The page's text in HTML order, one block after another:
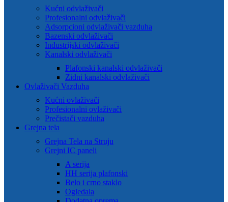
Kućni odvlaživači
Profesionalni odvlaživači
Adsorpcioni odvlaživači vazduha
Bazenski odvlaživači
Industrijski odvlaživači
Kanalski odvlaživači
Plafonski kanalski odvlaživači
Zidni kanalski odvlaživači
Ovlaživači Vazduha
Kućni ovlaživači
Profesionalni ovlaživači
Prečistači vazduha
Grejna tela
Grejna Tela na Struju
Grejni IC paneli
A serija
HH serija plafonski
Belo i crno staklo
Ogledala